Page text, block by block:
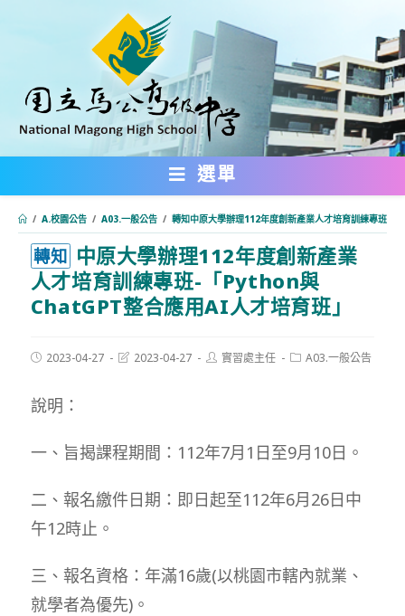
內
選單
/ A.校園公告 / A03.一般公告 / 轉知中原大學辦理112年度創新產業人才培育訓練專班
轉知 中原大學辦理112年度創新產業
人才培育訓練專班-「Python與
ChatGPT整合應用AI人才培育班」
Post2023-04-27
Post2023-04-27
Post實習處主任
PostA03.一般公告
說明：
一、旨揭課程期間：112年7月1日至9月10日。
二、報名繳件日期：即日起至112年6月26日中
午12時止。
三、報名資格：年滿16歲(以桃園市轄內就業、
就學者為優先)。